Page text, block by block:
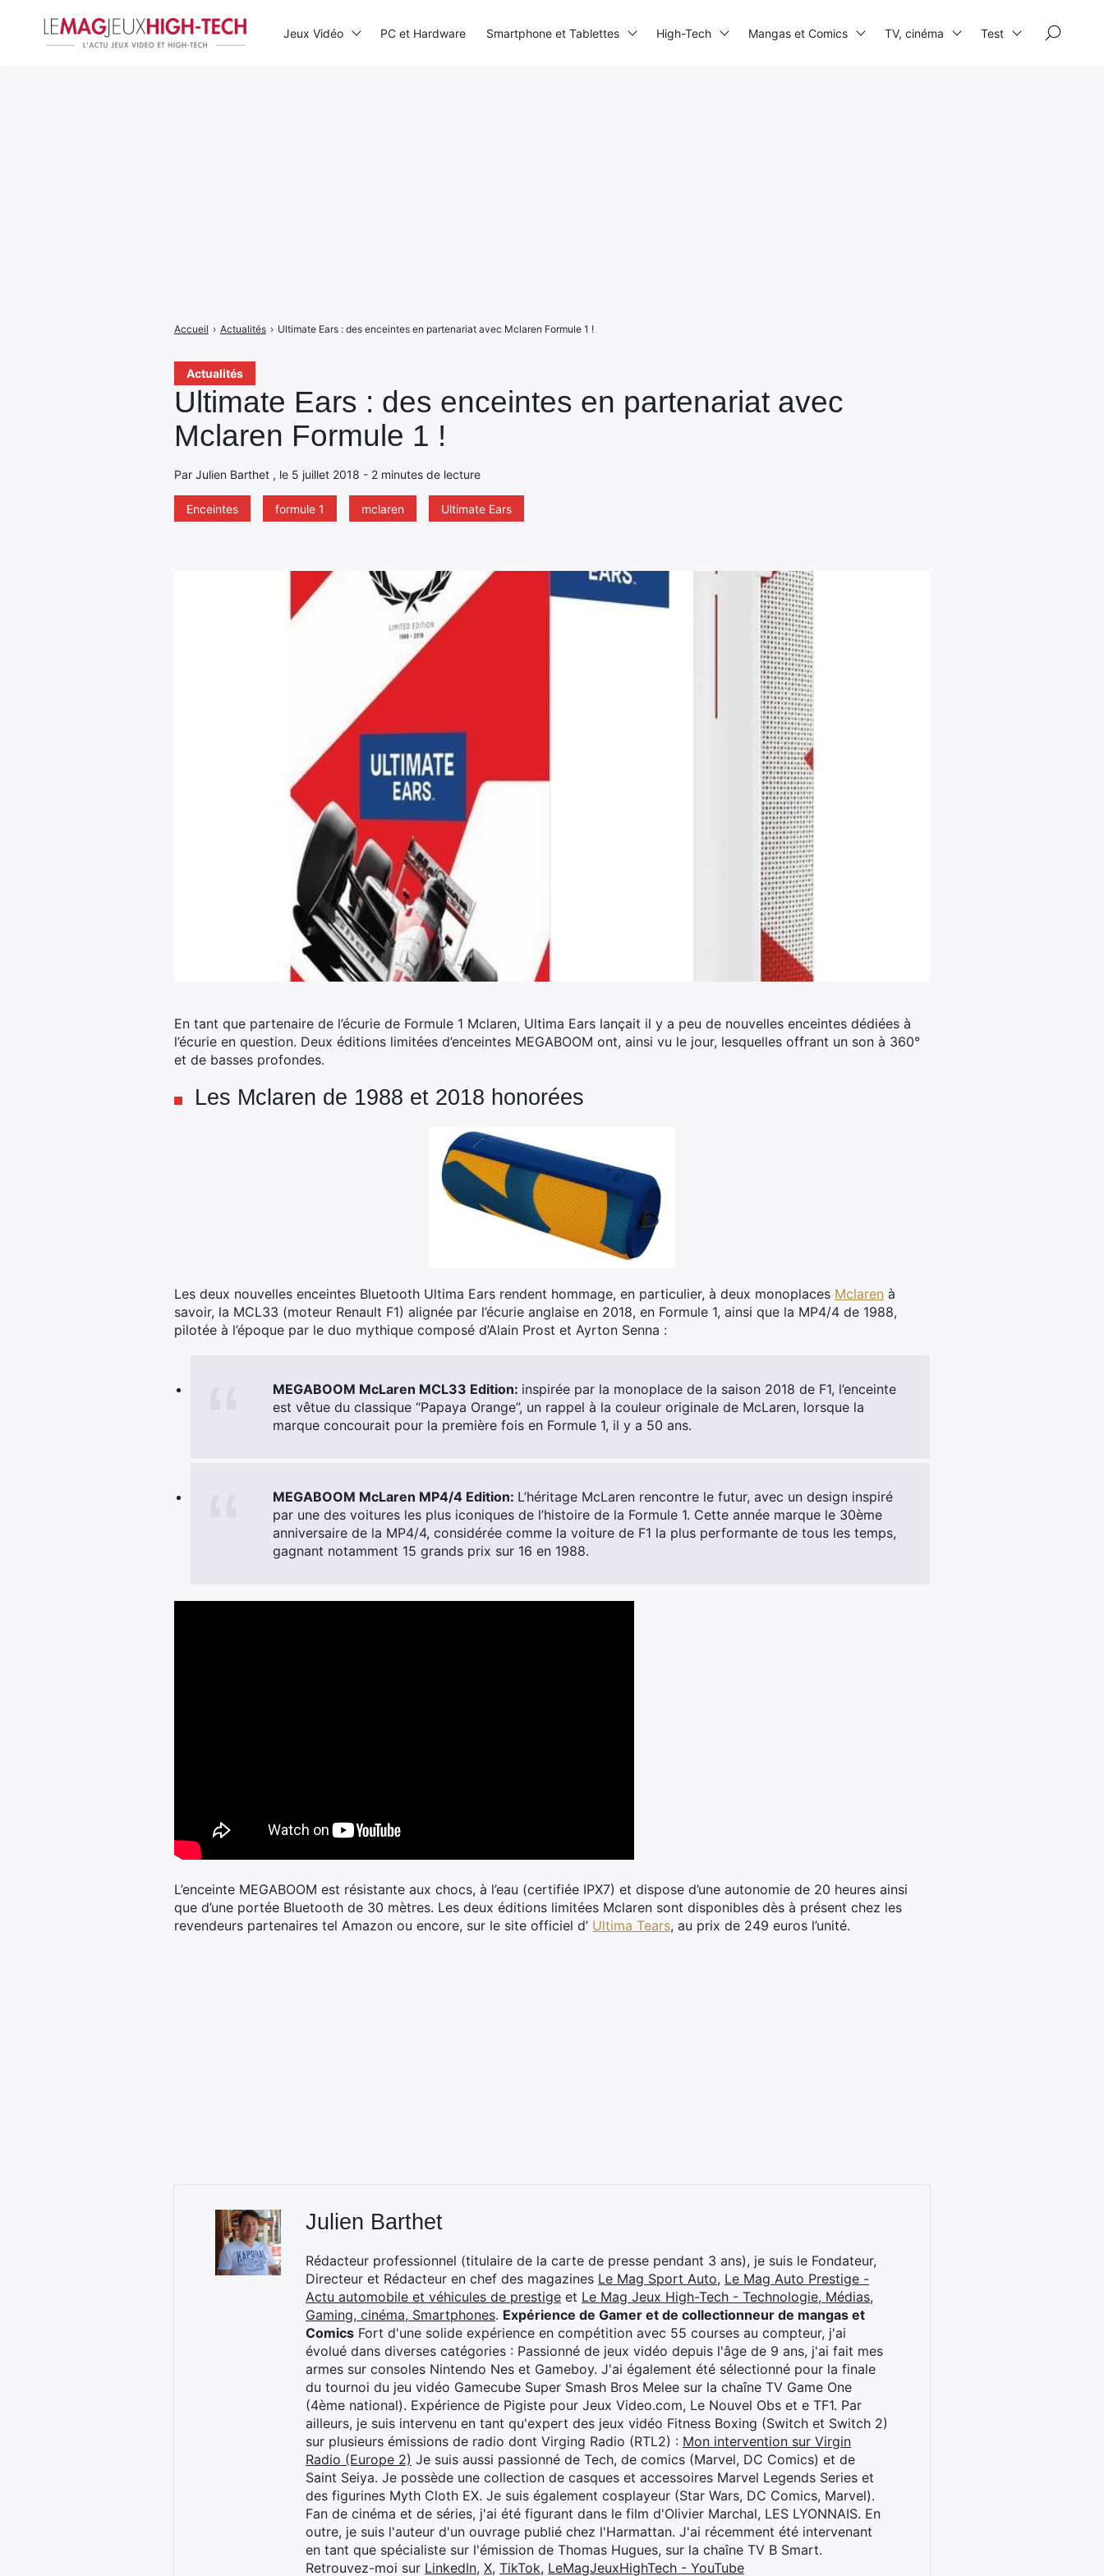
Actualités
Ultimate Ears : des enceintes en partenariat avec
Mclaren Formule 1 !
Par Julien Barthet , le 5 juillet 2018 - 2 minutes de lecture
Enceintes formule 1 mclaren Ultimate Ears
Accueil › Actualités › Ultimate Ears : des enceintes en partenariat avec Mclaren Formule 1 !
En tant que partenaire de l’écurie de Formule 1 Mclaren, Ultima Ears lançait il y a peu de nouvelles enceintes dédiées à
l’écurie en question. Deux éditions limitées d’enceintes MEGABOOM ont, ainsi vu le jour, lesquelles offrant un son à 360°
et de basses profondes.
Les Mclaren de 1988 et 2018 honorées
Les deux nouvelles enceintes Bluetooth Ultima Ears rendent hommage, en particulier, à deux monoplaces Mclaren à
savoir, la MCL33 (moteur Renault F1) alignée par l’écurie anglaise en 2018, en Formule 1, ainsi que la MP4/4 de 1988,
pilotée à l’époque par le duo mythique composé d’Alain Prost et Ayrton Senna :
MEGABOOM McLaren MCL33 Edition: inspirée par la monoplace de la saison 2018 de F1, l’enceinte
est vêtue du classique “Papaya Orange”, un rappel à la couleur originale de McLaren, lorsque la
marque concourait pour la première fois en Formule 1, il y a 50 ans.
MEGABOOM McLaren MP4/4 Edition: L’héritage McLaren rencontre le futur, avec un design inspiré
par une des voitures les plus iconiques de l’histoire de la Formule 1. Cette année marque le 30ème
anniversaire de la MP4/4, considérée comme la voiture de F1 la plus performante de tous les temps,
gagnant notamment 15 grands prix sur 16 en 1988.
L’enceinte MEGABOOM est résistante aux chocs, à l’eau (certifiée IPX7) et dispose d’une autonomie de 20 heures ainsi
que d’une portée Bluetooth de 30 mètres. Les deux éditions limitées Mclaren sont disponibles dès à présent chez les
revendeurs partenaires tel Amazon ou encore, sur le site officiel d’ Ultima Tears, au prix de 249 euros l’unité.
Julien Barthet
Rédacteur professionnel (titulaire de la carte de presse pendant 3 ans), je suis le Fondateur,
Directeur et Rédacteur en chef des magazines Le Mag Sport Auto, Le Mag Auto Prestige -
Actu automobile et véhicules de prestige et Le Mag Jeux High-Tech - Technologie, Médias,
Gaming, cinéma, Smartphones. Expérience de Gamer et de collectionneur de mangas et
Comics Fort d'une solide expérience en compétition avec 55 courses au compteur, j'ai
évolué dans diverses catégories : Passionné de jeux vidéo depuis l'âge de 9 ans, j'ai fait mes
armes sur consoles Nintendo Nes et Gameboy. J'ai également été sélectionné pour la finale
du tournoi du jeu vidéo Gamecube Super Smash Bros Melee sur la chaîne TV Game One
(4ème national). Expérience de Pigiste pour Jeux Video.com, Le Nouvel Obs et e TF1. Par
ailleurs, je suis intervenu en tant qu'expert des jeux vidéo Fitness Boxing (Switch et Switch 2)
sur plusieurs émissions de radio dont Virging Radio (RTL2) : Mon intervention sur Virgin
Radio (Europe 2) Je suis aussi passionné de Tech, de comics (Marvel, DC Comics) et de
Saint Seiya. Je possède une collection de casques et accessoires Marvel Legends Series et
des figurines Myth Cloth EX. Je suis également cosplayeur (Star Wars, DC Comics, Marvel).
Fan de cinéma et de séries, j'ai été figurant dans le film d'Olivier Marchal, LES LYONNAIS. En
outre, je suis l'auteur d'un ouvrage publié chez l'Harmattan. J'ai récemment été intervenant
en tant que spécialiste sur l'émission de Thomas Hugues, sur la chaîne TV B Smart.
Retrouvez-moi sur LinkedIn, X, TikTok, LeMagJeuxHighTech - YouTube
Jeux Vidéo PC et Hardware Smartphone et Tablettes High-Tech Mangas et Comics TV, cinéma Test